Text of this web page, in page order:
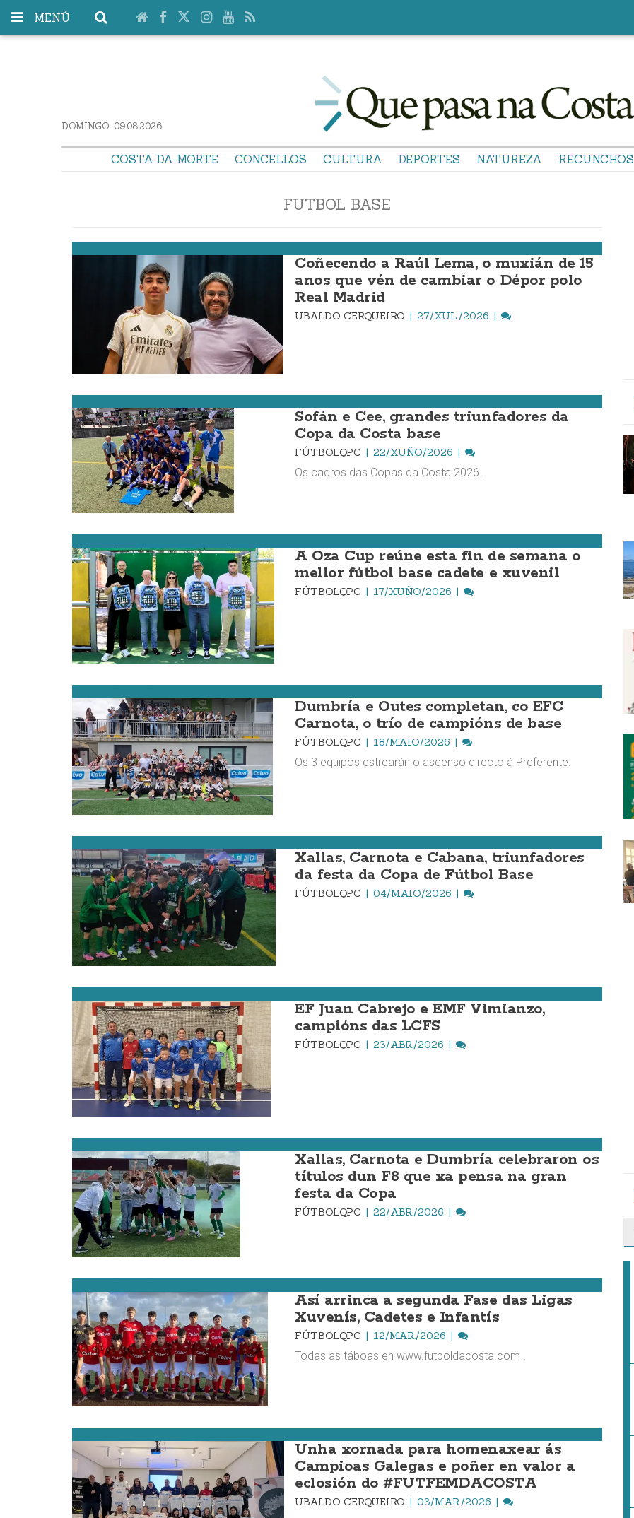
MENÚ
DOMINGO. 09.08.2026
COSTA DA MORTE CONCELLOS CULTURA DEPORTES NATUREZA RECUNCHOS
FUTBOL BASE
Coñecendo a Raúl Lema, o muxián de 15
anos que vén de cambiar o Dépor polo
Real Madrid
UBALDO CERQUEIRO 27/XUL./2026
Sofán e Cee, grandes triunfadores da
Copa da Costa base
FÚTBOLQPC 22/XUÑO/2026
Os cadros das Copas da Costa 2026 .
A Oza Cup reúne esta fin de semana o
mellor fútbol base cadete e xuvenil
FÚTBOLQPC 17/XUÑO/2026
Dumbría e Outes completan, co EFC
Carnota, o trío de campións de base
FÚTBOLQPC 18/MAIO/2026
Os 3 equipos estrearán o ascenso directo á Preferente.
Xallas, Carnota e Cabana, triunfadores
da festa da Copa de Fútbol Base
FÚTBOLQPC 04/MAIO/2026
EF Juan Cabrejo e EMF Vimianzo,
campións das LCFS
FÚTBOLQPC 23/ABR./2026
Xallas, Carnota e Dumbría celebraron os
títulos dun F8 que xa pensa na gran
festa da Copa
FÚTBOLQPC 22/ABR./2026
Así arrinca a segunda Fase das Ligas
Xuvenís, Cadetes e Infantís
FÚTBOLQPC 12/MAR./2026
Todas as táboas en www.futboldacosta.com .
Unha xornada para homenaxear ás
Campioas Galegas e poñer en valor a
eclosión do #FUTFEMDACOSTA
UBALDO CERQUEIRO 03/MAR./2026